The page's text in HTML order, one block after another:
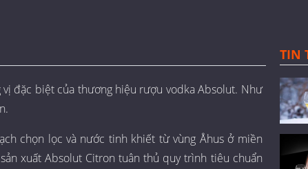
đặc biệt của thương hiệu rượu vodka Absolut. Như
chọn lọc và nước tinh khiết từ vùng Åhus ở miền
xuất Absolut Citron tuân thủ quy trình tiêu chuẩn
TIN